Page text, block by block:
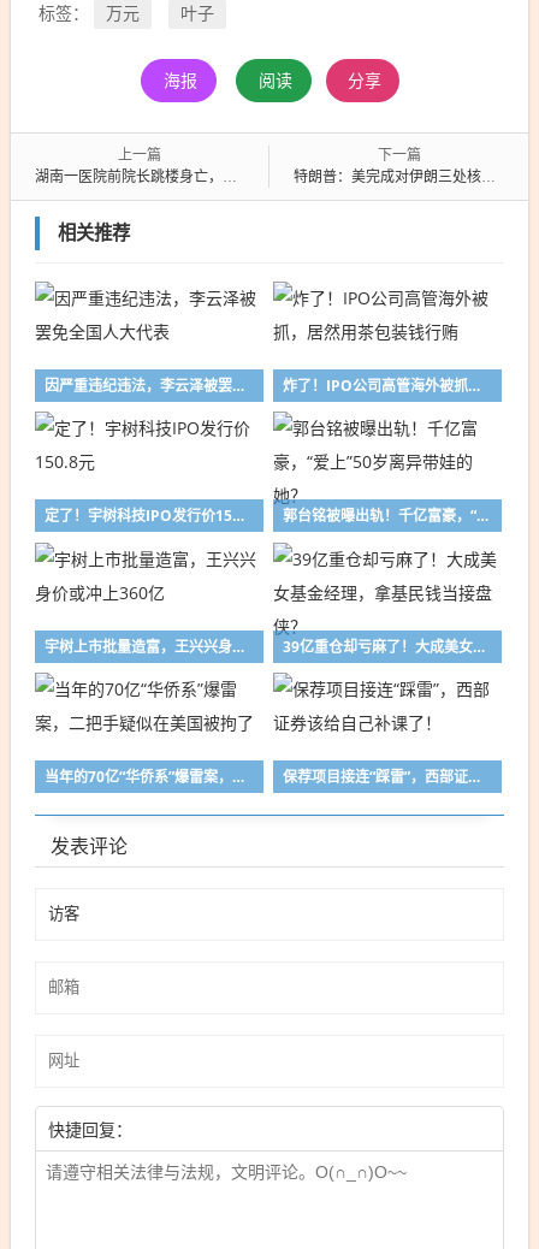
标签： 万元 叶子
海报 阅读 分享
上一篇
湖南一医院前院长跳楼身亡，其个人及家庭状况曝出，网友爆评
下一篇
特朗普：美完成对伊朗三处核设施的袭击
相关推荐
因严重违纪违法，李云泽被罢免全国人大代表 炸了！IPO公司高管海外被抓，居然用茶包装钱行贿
定了！宇树科技IPO发行价150.8元 郭台铭被曝出轨！千亿富豪，“爱上”50岁离异带娃的她？
宇树上市批量造富，王兴兴身价或冲上360亿 39亿重仓却亏麻了！大成美女基金经理，拿基民钱当接盘侠？
当年的70亿“华侨系”爆雷案，二把手疑似在美国被拘了 保荐项目接连“踩雷”，西部证券该给自己补课了！
发表评论
快捷回复：